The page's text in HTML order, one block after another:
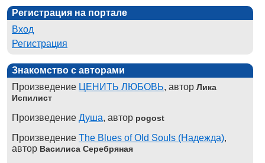
Регистрация на портале
Вход
Регистрация
Знакомство с авторами
Произведение ЦЕНИТЬ ЛЮБОВЬ, автор Лика
Испилист
Произведение Душа, автор pogost
Произведение The Blues of Old Souls (Надежда),
автор Василиса Серебряная